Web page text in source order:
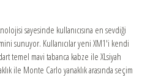
sayesinde kullanıcısına en sevdiği
sunuyor. Kullanıcılar yeni XM1'i kendi
temel mavi tabanca kabze ile XLsiyah
ile Monte Carlo yanaklık arasında seçim